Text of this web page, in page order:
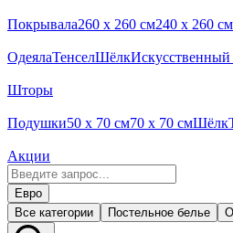
Покрывала260 x 260 см240 х 260 см
ОдеялаТенселШёлк
Шторы
Подушки50 x 70 см70 x 70 смШёлк
Акции
Евро
Все категории
Постельное белье